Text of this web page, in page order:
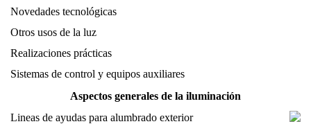
Novedades tecnológicas
Otros usos de la luz
Realizaciones prácticas
Sistemas de control y equipos auxiliares
Aspectos generales de la iluminación
Lineas de ayudas para alumbrado exterior